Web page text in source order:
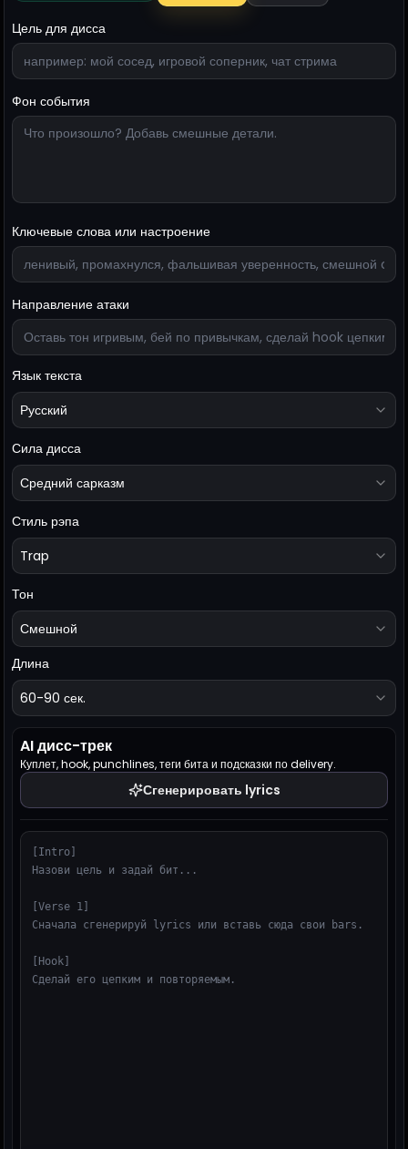
Цель для дисса
Фон события
Ключевые слова или настроение
Направление атаки
Язык текста
Русский
Сила дисса
Средний сарказм
Стиль рэпа
Trap
Тон
Смешной
Длина
60-90 сек.
AI дисс-трек
Куплет, hook, punchlines, теги бита и подсказки по delivery.
Сгенерировать lyrics